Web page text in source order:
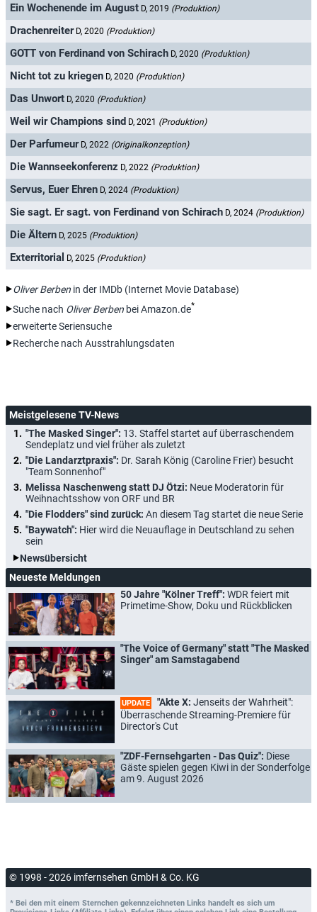
Ein Wochenende im August D, 2019 (Produktion)
Drachenreiter D, 2020 (Produktion)
GOTT von Ferdinand von Schirach D, 2020 (Produktion)
Nicht tot zu kriegen D, 2020 (Produktion)
Das Unwort D, 2020 (Produktion)
Weil wir Champions sind D, 2021 (Produktion)
Der Parfumeur D, 2022 (Originalkonzeption)
Die Wannseekonferenz D, 2022 (Produktion)
Servus, Euer Ehren D, 2024 (Produktion)
Sie sagt. Er sagt. von Ferdinand von Schirach D, 2024 (Produktion)
Die Ältern D, 2025 (Produktion)
Exterritorial D, 2025 (Produktion)
Oliver Berben in der IMDb (Internet Movie Database)
Suche nach Oliver Berben bei Amazon.de*
erweiterte Seriensuche
Recherche nach Ausstrahlungsdaten
Meistgelesene TV-News
"The Masked Singer": 13. Staffel startet auf überraschendem
Sendeplatz und viel früher als zuletzt
"Die Landarztpraxis": Dr. Sarah König (Caroline Frier) besucht
"Team Sonnenhof"
Melissa Naschenweng statt DJ Ötzi: Neue Moderatorin für
Weihnachtsshow von ORF und BR
"Die Flodders" sind zurück: An diesem Tag startet die neue Serie
"Baywatch": Hier wird die Neuauflage in Deutschland zu sehen
sein
Newsübersicht
Neueste Meldungen
50 Jahre "Kölner Treff": WDR feiert mit
Primetime-Show, Doku und Rückblicken
"The Voice of Germany" statt "The Masked
Singer" am Samstagabend
UPDATE "Akte X: Jenseits der Wahrheit":
Überraschende Streaming-Premiere für
Director's Cut
"ZDF-Fernsehgarten - Das Quiz": Diese
Gäste spielen gegen Kiwi in der Sonderfolge
am 9. August 2026
© 1998 - 2026 imfernsehen GmbH & Co. KG
* Bei den mit einem Sternchen gekennzeichneten Links handelt es sich um